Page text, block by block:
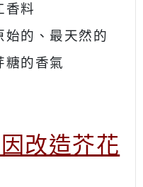
香料
始的、最天然的
糖的香氣
改造芥花